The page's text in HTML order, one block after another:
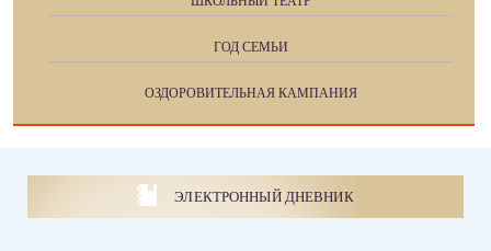
ГОД СЕМЬИ
ОЗДОРОВИТЕЛЬНАЯ КАМПАНИЯ
ЭЛЕКТРОННЫЙ ДНЕВНИК